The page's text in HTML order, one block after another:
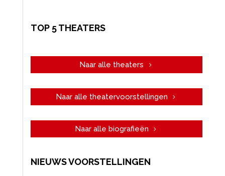
TOP 5 THEATERS
Naar alle theaters
Naar alle theatervoorstellingen
Naar alle biografieën
NIEUWS VOORSTELLINGEN